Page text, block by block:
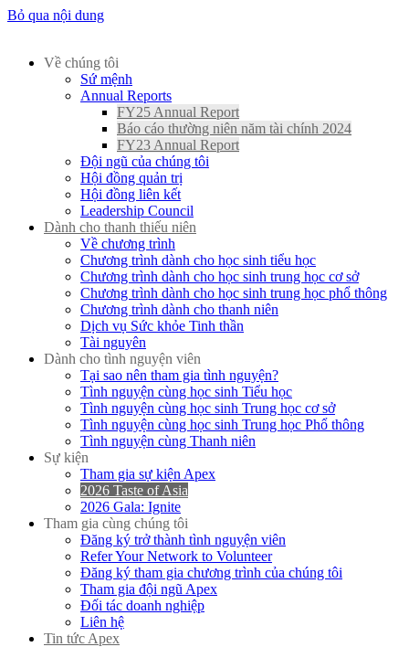
Bỏ qua nội dung
Về chúng tôi
Sứ mệnh
Annual Reports
FY25 Annual Report
Báo cáo thường niên năm tài chính 2024
FY23 Annual Report
Đội ngũ của chúng tôi
Hội đồng quản trị
Hội đồng liên kết
Leadership Council
Dành cho thanh thiếu niên
Về chương trình
Chương trình dành cho học sinh tiểu học
Chương trình dành cho học sinh trung học cơ sở
Chương trình dành cho học sinh trung học phổ thông
Chương trình dành cho thanh niên
Dịch vụ Sức khỏe Tinh thần
Tài nguyên
Dành cho tình nguyện viên
Tại sao nên tham gia tình nguyện?
Tình nguyện cùng học sinh Tiểu học
Tình nguyện cùng học sinh Trung học cơ sở
Tình nguyện cùng học sinh Trung học Phổ thông
Tình nguyện cùng Thanh niên
Sự kiện
Tham gia sự kiện Apex
2026 Taste of Asia
2026 Gala: Ignite
Tham gia cùng chúng tôi
Đăng ký trở thành tình nguyện viên
Refer Your Network to Volunteer
Đăng ký tham gia chương trình của chúng tôi
Tham gia đội ngũ Apex
Đối tác doanh nghiệp
Liên hệ
Tin tức Apex